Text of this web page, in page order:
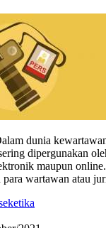
dunia
dipergunakan
maupun
wartawan atau